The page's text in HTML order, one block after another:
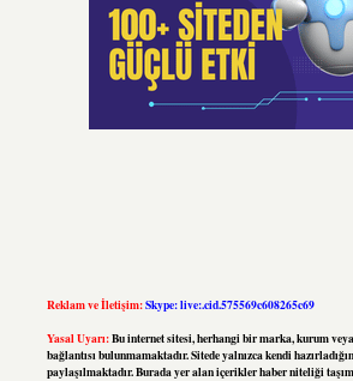
Reklam ve İletişim:Skype: live:.cid.575569c608265c69
Yasal Uyarı:Bu internet sitesi, herhangi bir marka, kurum
bağlantısı bulunmamaktadır. Sitede yalnızca kendi
paylaşılmaktadır. Burada yer alan içerikler haber niteliği